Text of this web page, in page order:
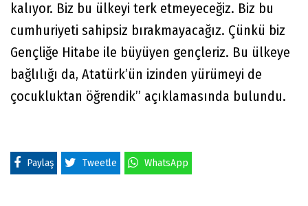
kalıyor. Biz bu ülkeyi terk etmeyeceğiz. Biz bu
cumhuriyeti sahipsiz bırakmayacağız. Çünkü biz
Gençliğe Hitabe ile büyüyen gençleriz. Bu ülkeye
bağlılığı da, Atatürk’ün izinden yürümeyi de
çocukluktan öğrendik” açıklamasında bulundu.
Paylaş Tweetle WhatsApp